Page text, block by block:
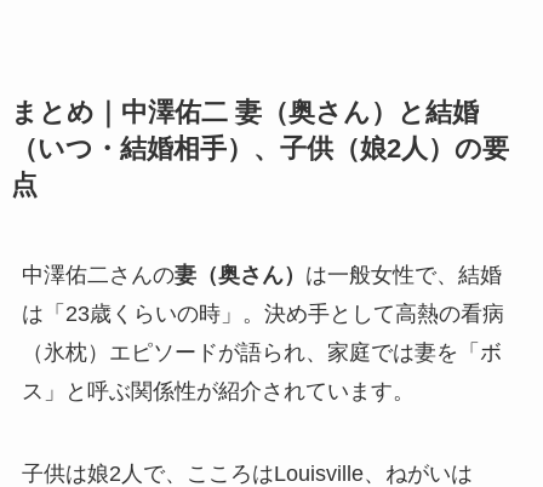
まとめ｜中澤佑二 妻（奥さん）と結婚
（いつ・結婚相手）、子供（娘2人）の要
点
中澤佑二さんの妻（奥さん） は一般女性で、結婚
は「23歳くらいの時」。決め手として高熱の看病
（氷枕）エピソードが語られ、家庭では妻を「ボ
ス」と呼ぶ関係性が紹介されています。
子供は娘2人で、こころはLouisville、ねがいは